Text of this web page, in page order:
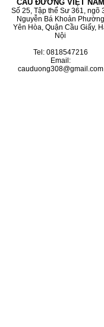
CẦU ĐƯỜNG VIỆT NAM
Số 25, Tập thể Sư 361, ngõ
Nguyễn Bá Khoản Phường
Yên Hòa, Quận Cầu Giấy,
Nội
Tel: 0818547216
Email:
cauduong308@gmail.com